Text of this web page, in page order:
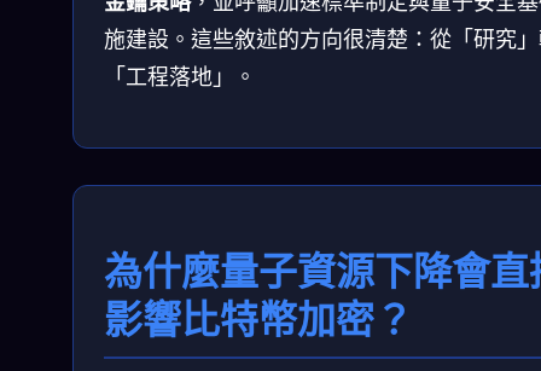
施建設。這些敘述的方向很清楚：從「研究
「工程落地」。
為什麼量子資源下降會直
影響比特幣加密？